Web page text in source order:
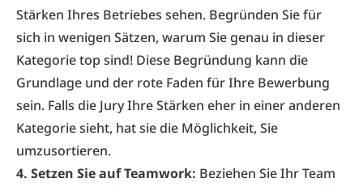
Stärken Ihres Betriebes sehen. Begründen Sie für
sich in wenigen Sätzen, warum Sie genau in dieser
Kategorie top sind! Diese Begründung kann die
Grundlage und der rote Faden für Ihre Bewerbung
sein. Falls die Jury Ihre Stärken eher in einer anderen
Kategorie sieht, hat sie die Möglichkeit, Sie
umzusortieren.
4. Setzen Sie auf Teamwork: Beziehen Sie Ihr Team